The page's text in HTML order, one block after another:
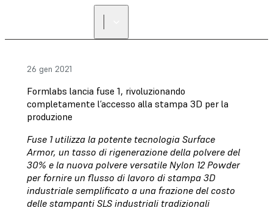
26 gen 2021
Formlabs lancia fuse 1, rivoluzionando
completamente l’accesso alla stampa 3D per la
produzione
Fuse 1 utilizza la potente tecnologia Surface
Armor, un tasso di rigenerazione della polvere del
30% e la nuova polvere versatile Nylon 12 Powder
per fornire un flusso di lavoro di stampa 3D
industriale semplificato a una frazione del costo
delle stampanti SLS industriali tradizionali